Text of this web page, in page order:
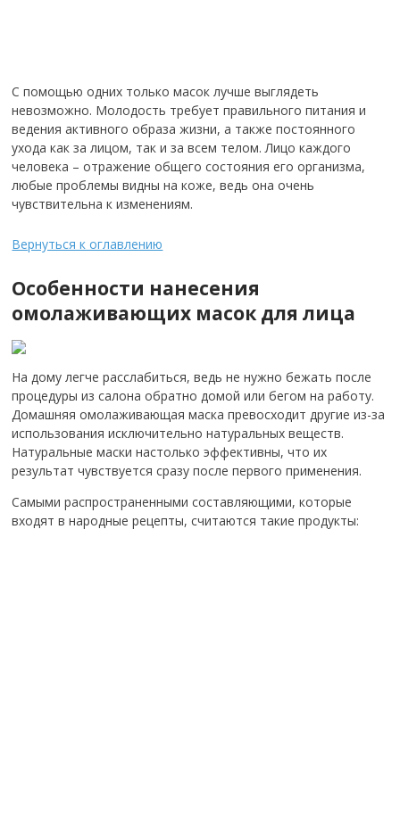
С помощью одних только масок лучше выглядеть
невозможно. Молодость требует правильного питания и
ведения активного образа жизни, а также постоянного
ухода как за лицом, так и за всем телом.Лицо каждого
человека – отражение общего состояния его организма,
любые проблемы видны на коже, ведь она очень
чувствительна к изменениям.
Вернуться к оглавлению
Особенности нанесения
омолаживающих масок для лица
На дому легче расслабиться, ведь не нужно бежать после
процедуры из салона обратно домой или бегом на работу.
Домашняя омолаживающая маска превосходит другие из-за
использования исключительно натуральных веществ.
Натуральные маски настолько эффективны, что их
результат чувствуется сразу после первого применения.
Самыми распространенными составляющими, которые
входят в народные рецепты, считаются такие продукты: